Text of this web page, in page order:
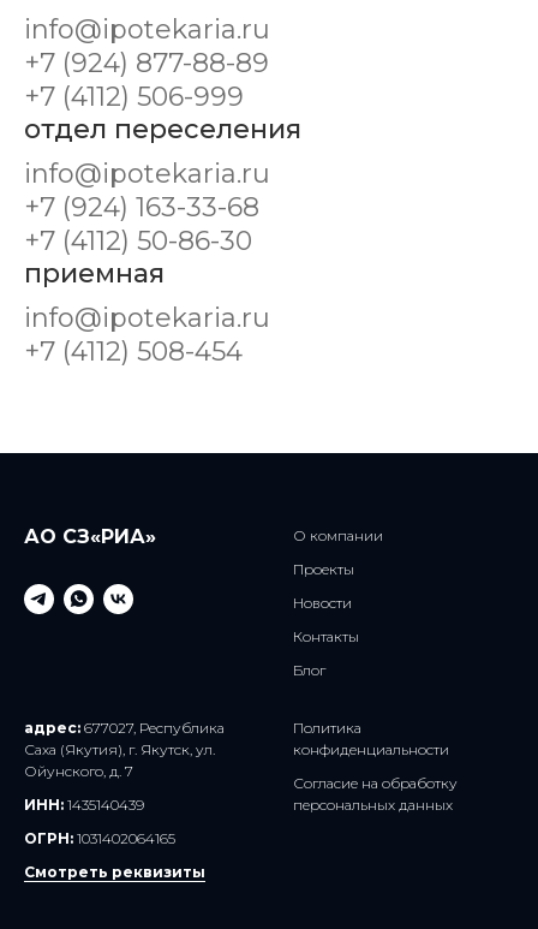
info@ipotekaria.ru
+7 (924) 877-88-89
+7 (4112) 506-999
отдел переселения
info@ipotekaria.ru
+7 (924) 163-33-68
+7 (4112) 50-86-30
приемная
info@ipotekaria.ru
+7 (4112) 508-454
АО СЗ«РИА»
О компании
Проекты
Новости
Контакты
Блог
адрес: 677027, Республика
Саха (Якутия), г. Якутск, ул.
Ойунского, д. 7
ИНН: 1435140439
ОГРН: 1031402064165
Смотреть реквизиты
Политика
конфиденциальности
Согласие на обработку
персональных данных